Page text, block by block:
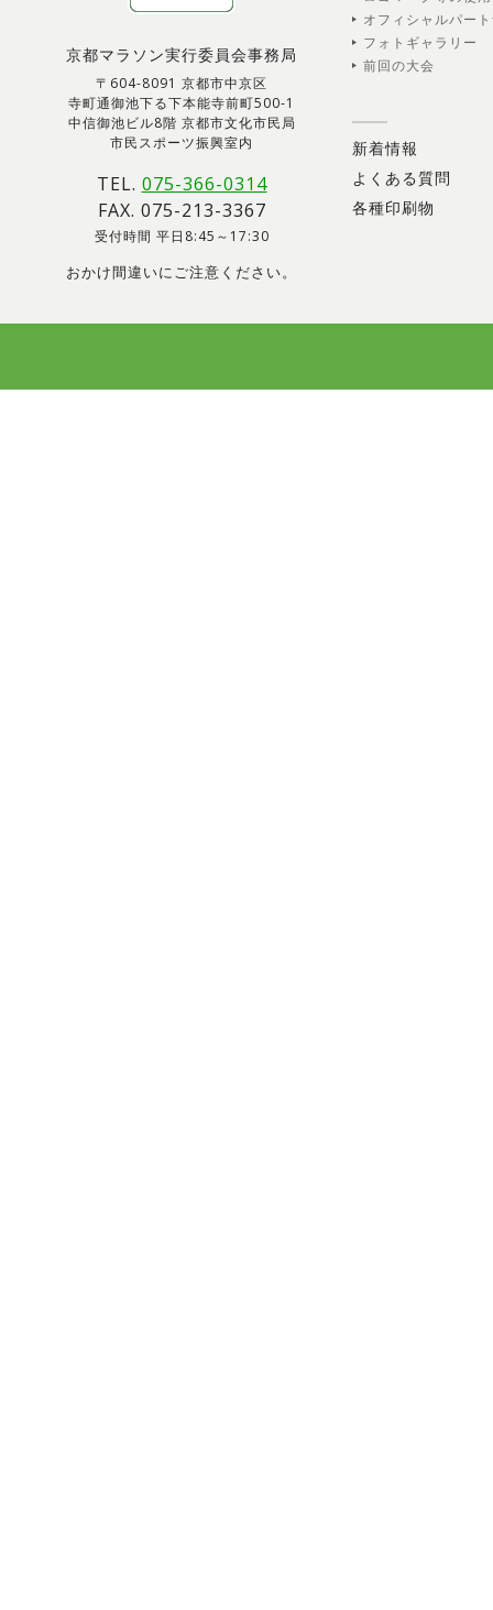
京都マラソン実行委員会事務局
〒604-8091 京都市中京区
寺町通御池下る下本能寺前町500-1
中信御池ビル8階 京都市文化市民局
市民スポーツ振興室内
TEL. 075-366-0314
FAX. 075-213-3367
受付時間 平日8:45～17:30
おかけ間違いにご注意ください。
オフィシャルパー
フォトギャラリー
前回の大会
新着情報
よくある質問
各種印刷物